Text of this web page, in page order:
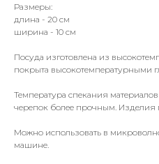
Размеры:
длина - 20 см
ширина - 10 см
Посуда изготовлена из
покрыта высокотемпературными
Температура спекания материалов
черепок более прочным. Изделия
Можно использовать в
машине.